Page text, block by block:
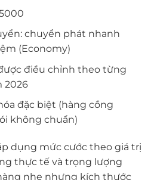
chuyển phát nhanh
(Economy)
điều chỉnh theo từng
2026
đặc biệt (hàng cồng
không chuẩn)
dụng mức cước theo giá trị
thực tế và trọng lượng
nhẹ nhưng kích thước